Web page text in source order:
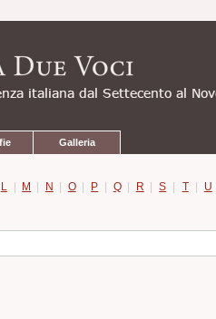
Galleria
L | M | N | O | P | Q | R | S | T | U